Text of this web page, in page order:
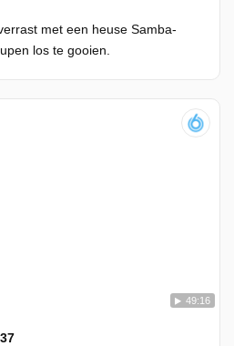
met een heuse Samba-
los te gooien.
49:16